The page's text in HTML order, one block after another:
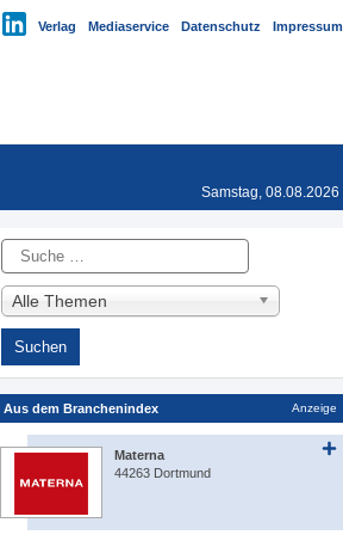
Verlag Mediaservice Datenschutz Impressum
Samstag, 08.08.2026
Suche
Alle Themen
Aus dem Branchenindex Anzeige
Materna
44263 Dortmund